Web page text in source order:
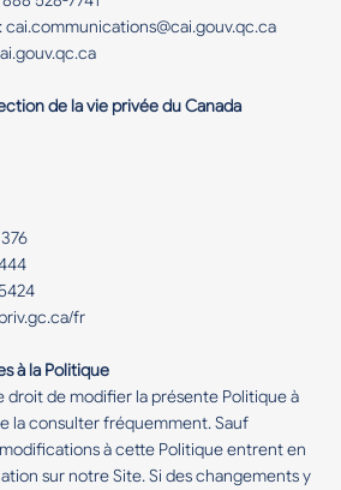
de la vie privée du Canada
fr
à la Politique
droit de modifier la présente Politique à
la consulter fréquemment. Sauf
à cette Politique entrent en
sur notre Site. Si des changements y